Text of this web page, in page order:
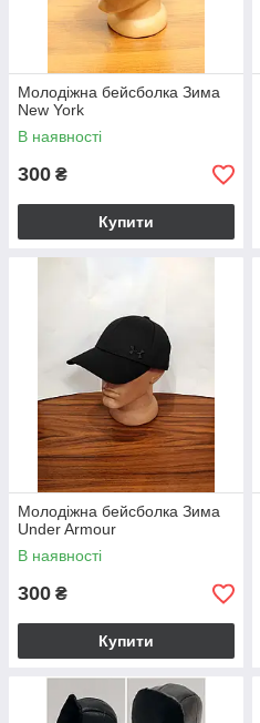
Молодіжна бейсболка Зима
New York
В наявності
300 ₴
Купити
Молодіжна бейсболка Зима
Under Armour
В наявності
300 ₴
Купити